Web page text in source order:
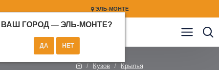
ЭЛЬ-МОНТЕ
ВАШ ГОРОД — ЭЛЬ-МОНТЕ?
Кузов
Крылья